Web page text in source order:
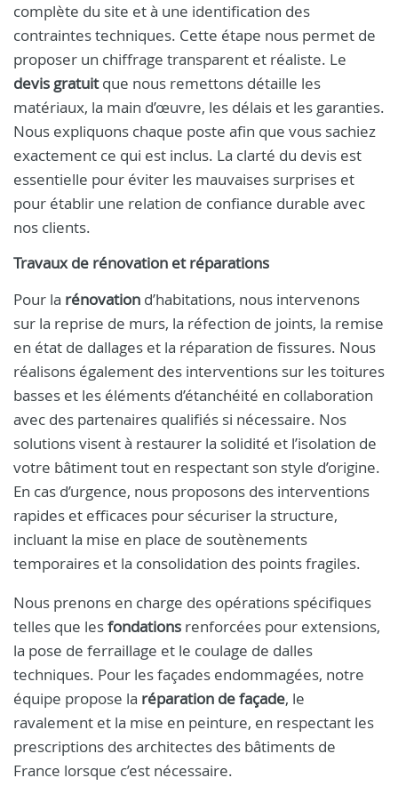
complète du site et à une identification des
contraintes techniques. Cette étape nous permet de
proposer un chiffrage transparent et réaliste. Le
devis gratuitque nous remettons détaille les
matériaux, la main d’œuvre, les délais et les garanties.
Nous expliquons chaque poste afin que vous sachiez
exactement ce qui est inclus. La clarté du devis est
essentielle pour éviter les mauvaises surprises et
pour établir une relation de confiance durable avec
nos clients.
Travaux de rénovation et réparations
Pour la rénovation d’habitations, nous intervenons
sur la reprise de murs, la réfection de joints, la remise
en état de dallages et la réparation de fissures. Nous
réalisons également des interventions sur les toitures
basses et les éléments d’étanchéité en collaboration
avec des partenaires qualifiés si nécessaire. Nos
solutions visent à restaurer la solidité et l’isolation de
votre bâtiment tout en respectant son style d’origine.
En cas d’urgence, nous proposons des interventions
rapides et efficaces pour sécuriser la structure,
incluant la mise en place de soutènements
temporaires et la consolidation des points fragiles.
Nous prenons en charge des opérations spécifiques
telles que lesfondations renforcées pour extensions,
la pose de ferraillage et le coulage de dalles
techniques. Pour les façades endommagées, notre
équipe propose la réparation de façade, le
ravalement et la mise en peinture, en respectant les
prescriptions des architectes des bâtiments de
France lorsque c’est nécessaire.